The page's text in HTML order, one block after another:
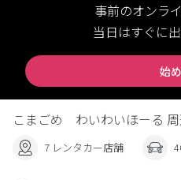
事前のオンラ
当日はすぐに
始
こまごめ わいわいほーる
7 レンタカー店舗